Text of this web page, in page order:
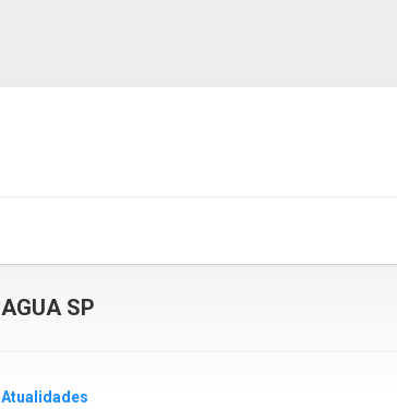
AGUA SP
Atualidades